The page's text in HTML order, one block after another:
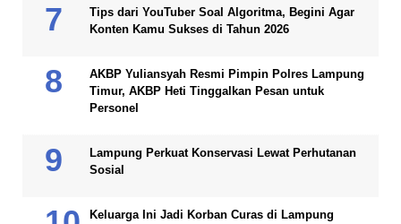
Tips dari YouTuber Soal Algoritma, Begini Agar
Konten Kamu Sukses di Tahun 2026
AKBP Yuliansyah Resmi Pimpin Polres Lampung
Timur, AKBP Heti Tinggalkan Pesan untuk
Personel
Lampung Perkuat Konservasi Lewat Perhutanan
Sosial
Keluarga Ini Jadi Korban Curas di Lampung